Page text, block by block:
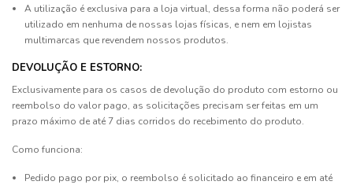
A utilização é exclusiva para a loja virtual, dessa forma não poderá ser
utilizado em nenhuma de nossas lojas físicas, e nem em lojistas
multimarcas que revendem nossos produtos.
DEVOLUÇÃO E ESTORNO:
Exclusivamente para os casos de devolução do produto com estorno ou
reembolso do valor pago, as solicitações precisam ser feitas em um
prazo máximo de até 7 dias corridos do recebimento do produto.
Como funciona:
Pedido pago por pix, o reembolso é solicitado ao financeiro e em até